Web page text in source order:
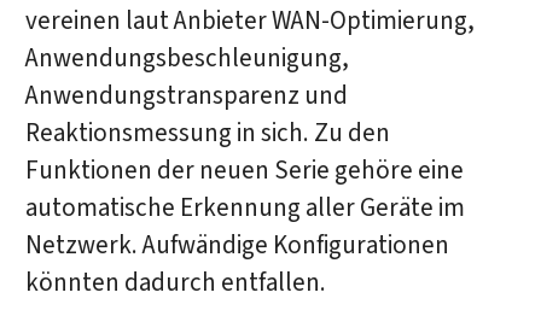
vereinen laut Anbieter WAN-Optimierung,
Anwendungsbeschleunigung,
Anwendungstransparenz und
Reaktionsmessung in sich. Zu den
Funktionen der neuen Serie gehöre eine
automatische Erkennung aller Geräte im
Netzwerk. Aufwändige Konfigurationen
könnten dadurch entfallen.